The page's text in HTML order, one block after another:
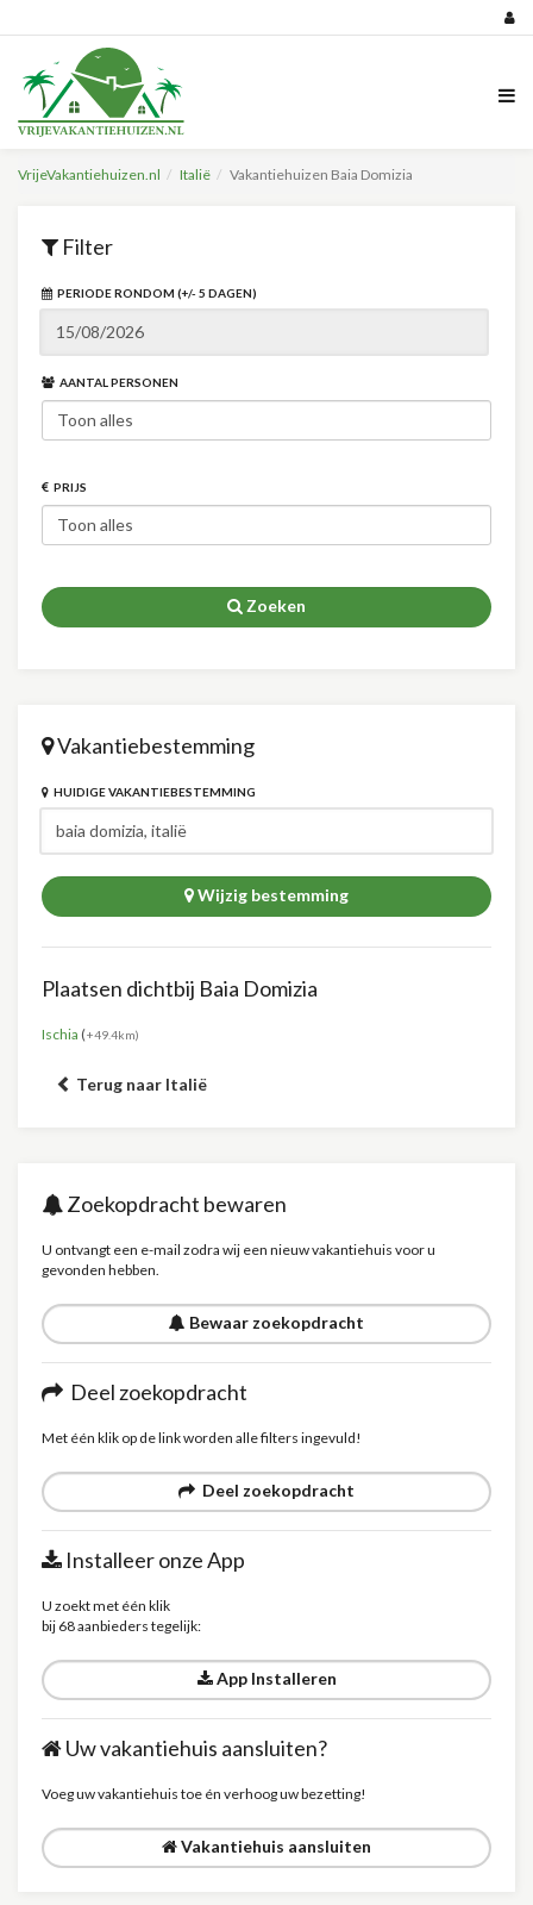
VrijeVakantiehuizen.nl Italië Vakantiehuizen Baia Domizia
Filter
PERIODE RONDOM (+/- 5 DAGEN)
AANTAL PERSONEN
PRIJS
Zoeken
Vakantiebestemming
HUIDIGE VAKANTIEBESTEMMING
Wijzig bestemming
Plaatsen dichtbij Baia Domizia
Ischia (+49.4km)
Terug naar Italië
Zoekopdracht bewaren
U ontvangt een e-mail zodra wij een nieuw vakantiehuis voor u
gevonden hebben.
Bewaar zoekopdracht
Deel zoekopdracht
Met één klik op de link worden alle filters ingevuld!
Deel zoekopdracht
Installeer onze App
U zoekt met één klik
bij 68 aanbieders tegelijk:
App Installeren
Uw vakantiehuis aansluiten?
Voeg uw vakantiehuis toe én verhoog uw bezetting!
Vakantiehuis aansluiten